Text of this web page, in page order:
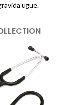
ugue.